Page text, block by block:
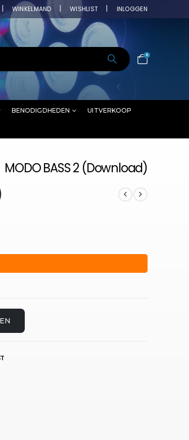
WINKELMAND WISHLIST INLOGGEN
0
BENODIGDHEDEN UITVERKOOP
MODO BASS 2 (Download)